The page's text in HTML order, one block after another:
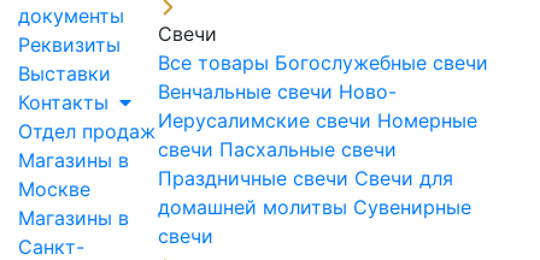
документы
Реквизиты
Выставки
Контакты
Отдел продаж
Магазины в
Москве
Магазины в
Санкт-
Свечи
Все товары Богослужебные свечи
Венчальные свечи Ново-
Иерусалимские свечи Номерные
свечи Пасхальные свечи
Праздничные свечи Свечи для
домашней молитвы Сувенирные
свечи